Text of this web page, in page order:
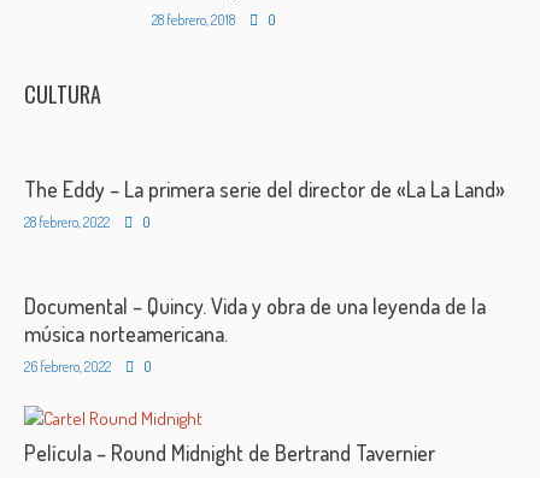
28 febrero, 2018 0
CULTURA
The Eddy – La primera serie del director de «La La Land»
28 febrero, 2022 0
Documental – Quincy. Vida y obra de una leyenda de la
música norteamericana.
26 febrero, 2022 0
Película – Round Midnight de Bertrand Tavernier